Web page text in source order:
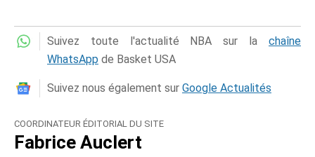
Suivez toute l'actualité NBA sur la chaîne
WhatsApp de Basket USA
Suivez nous également sur Google Actualités
COORDINATEUR ÉDITORIAL DU SITE
Fabrice Auclert